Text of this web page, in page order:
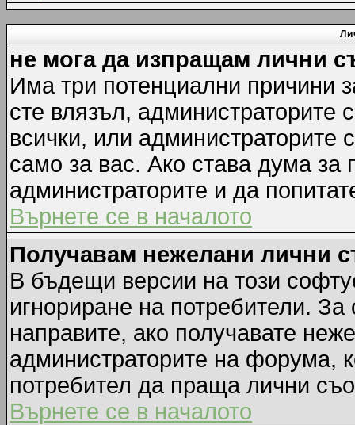
не мога да изпращам лични
Има три потенциални причини
сте влязъл, администраторите
всички, или
само за вас. Ако става дума за
администраторите и да
Върнете се в началото
Получавам нежелани лични
В бъдещи версии на този
игнориране на потребители.
направите, ако получавате
администраторите на форума,
потребител да праща лични
Върнете се в началото